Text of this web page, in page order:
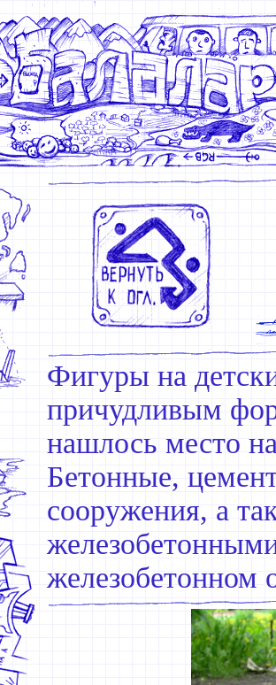
Фигуры на
причудливым
нашлось место
Бетонные,
сооружения, а
железобетонном